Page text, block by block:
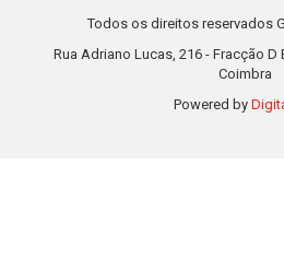
Todos os direitos reservados
Rua Adriano Lucas, 216 - Fracção D
Coimbra
Powered by